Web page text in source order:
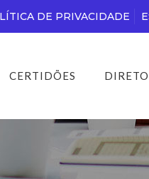
DE PRIVACIDADE
CERTIDÕES